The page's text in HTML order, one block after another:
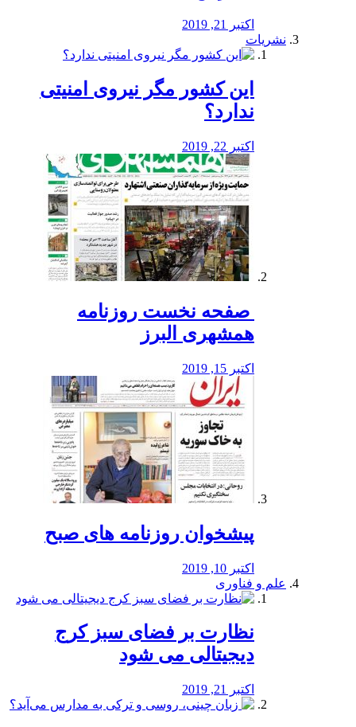
اکتبر 21, 2019
نشریات
این کشور مگر نیروی امنیتی
ندارد؟
اکتبر 22, 2019
️ صفحه نخست روزنامه‌
همشهری البرز
اکتبر 15, 2019
پیشخوان روزنامه های صبح
اکتبر 10, 2019
علم و فناوری
نظارت بر فضای سبز کرج
دیجیتالی می شود
اکتبر 21, 2019